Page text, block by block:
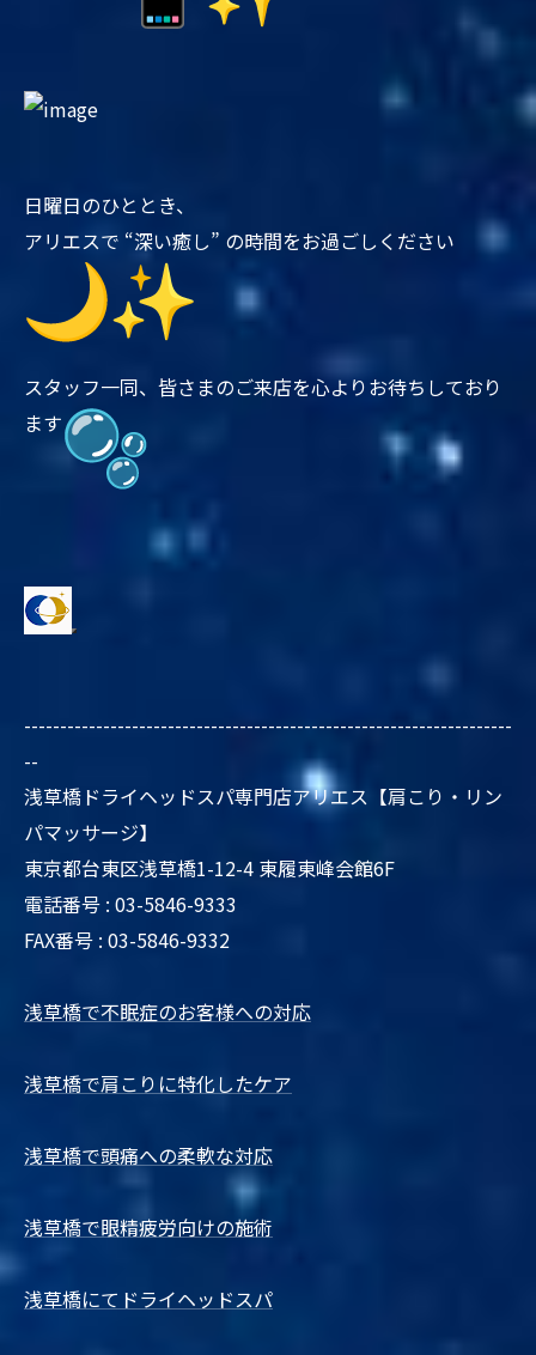
日曜日のひととき、
アリエスで “深い癒し” の時間をお過ごしください
スタッフ一同、皆さまのご来店を心よりお待ちしており
ます
--------------------------------------------------------------------
--
浅草橋ドライヘッドスパ専門店アリエス【肩こり・リン
パマッサージ】
東京都台東区浅草橋1-12-4 東履東峰会館6F
電話番号 : 03-5846-9333
FAX番号 : 03-5846-9332
浅草橋で不眠症のお客様への対応
浅草橋で肩こりに特化したケア
浅草橋で頭痛への柔軟な対応
浅草橋で眼精疲労向けの施術
浅草橋にてドライヘッドスパ